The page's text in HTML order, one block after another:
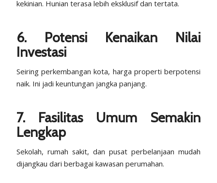
kekinian. Hunian terasa lebih eksklusif dan tertata.
6. Potensi Kenaikan Nilai
Investasi
Seiring perkembangan kota, harga properti berpotensi
naik. Ini jadi keuntungan jangka panjang.
7. Fasilitas Umum Semakin
Lengkap
Sekolah, rumah sakit, dan pusat perbelanjaan mudah
dijangkau dari berbagai kawasan perumahan.